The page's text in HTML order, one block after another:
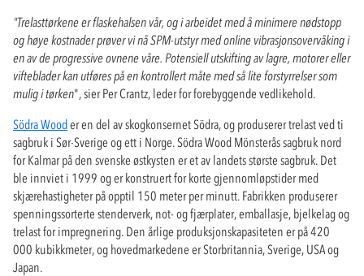
"Trelasttørkene er flaskehalsen vår, og i arbeidet med å minimere nødstopp
og høye kostnader prøver vi nå SPM-utstyr med online vibrasjonsovervåking i
en av de progressive ovnene våre. Potensiell utskifting av lagre, motorer eller
vifteblader kan utføres på en kontrollert måte med så lite forstyrrelser som
mulig i tørken", sier Per Crantz, leder for forebyggende vedlikehold.
Södra Wooder en del av skogkonsernet Södra, og produserer trelast ved ti
sagbruk i Sør-Sverige og ett i Norge. Södra Wood Mönsterås sagbruk nord
for Kalmar på den svenske østkysten er et av landets største sagbruk. Det
ble innviet i 1999 og er konstruert for korte gjennomløpstider med
skjærehastigheter på opptil 150 meter per minutt. Fabrikken produserer
spenningssorterte stenderverk, not- og fjærplater, emballasje, bjelkelag og
trelast for impregnering. Den årlige produksjonskapasiteten er på 420
000 kubikkmeter, og hovedmarkedene er Storbritannia, Sverige, USA og
Japan.